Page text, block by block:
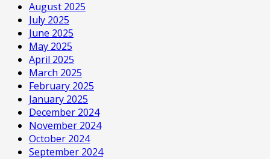
August 2025
July 2025
June 2025
May 2025
April 2025
March 2025
February 2025
January 2025
December 2024
November 2024
October 2024
September 2024